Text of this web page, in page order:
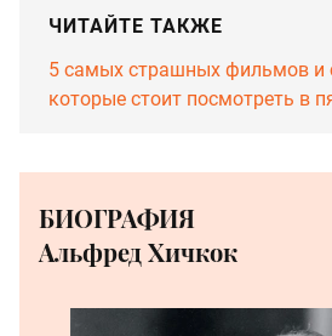
ЧИТАЙТЕ ТАКЖЕ
5 самых страшных фильмов и
которые стоит посмотреть в
БИОГРАФИЯ
Альфред Хичкок